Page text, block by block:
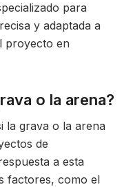
para
y adaptada a
proyecto en
o la arena?
la grava o la arena
de
a esta
factores, como el